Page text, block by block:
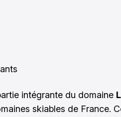
intégrante du domaine
skiables de France.